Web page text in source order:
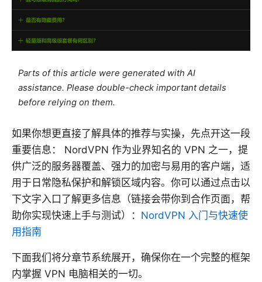
Parts of this article were generated with AI
assistance. Please double-check important details
before relying on them.
如果你想更直接了解具体的推荐与实操，先点开这一段
重要信息： NordVPN 作为业界知名的 VPN 之一，提
供广泛的服务器覆盖、强力的加密与易用的客户端，适
用于日常隐私保护和解锁区域内容。你可以通过点击以
下文字入口了解更多信息（链接会带你到合作页面，帮
助你实现快速上手与测试）： NordVPN 入门与快速使
用指南
下面我们将分章节系统展开，确保你在一个完整的框架
内掌握 VPN 电脑相关的一切。